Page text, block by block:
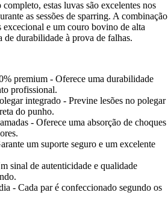
estas luvas são excelentes nos
as sessões de sparring. A combinação
e um couro bovino de alta
de durabilidade à prova de falhas.
premium - Oferece uma durabilidade
profissional.
integrado - Previne lesões no polegar
do punho.
- Oferece uma absorção de choques
um suporte seguro e um excelente
sinal de autenticidade e qualidade
- Cada par é confeccionado segundo os